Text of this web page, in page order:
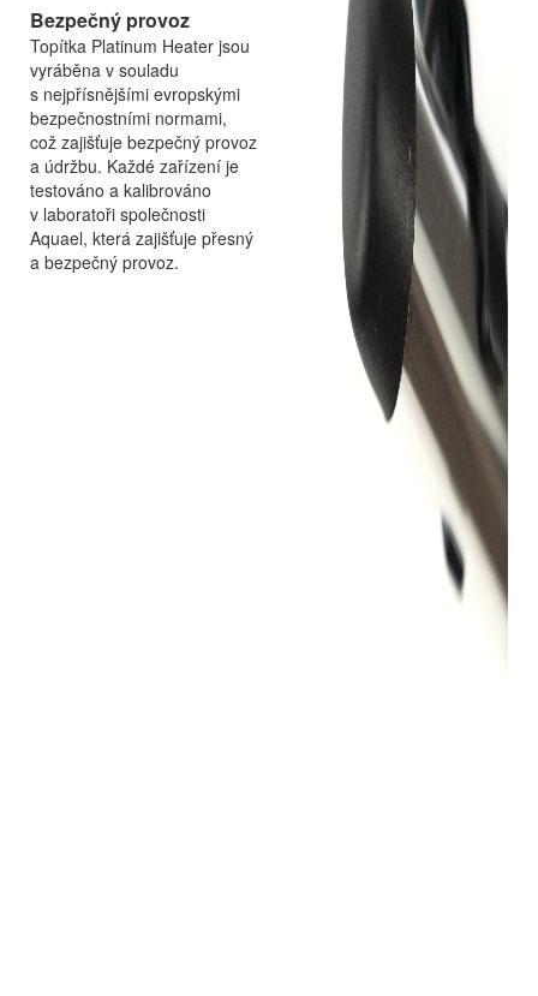
Bezpečný provoz
Topítka Platinum Heater jsou
vyráběna v souladu
s nejpřísnějšími evropskými
bezpečnostními normami,
což zajišťuje bezpečný provoz
a údržbu. Každé zařízení je
testováno a kalibrováno
v laboratoři společnosti
Aquael, která zajišťuje přesný
a bezpečný provoz.